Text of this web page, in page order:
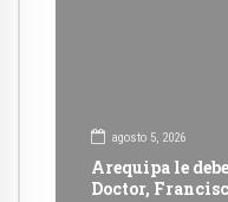
agosto 5, 2026
Arequipa le
Doctor,